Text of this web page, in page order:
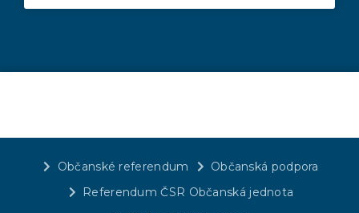
Občanské referendum
Občanská podpora
Referendum ČSR Občanská jednota